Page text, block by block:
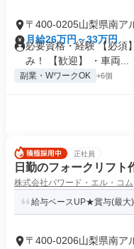
〒400-0205山梨県南ア
月給26万円～33万円
必要資格・経験 【必須
み！ 【歓迎】 ・車両...
副業・WワークOK +6個
正社員
日勤のフォークリフト
株式会社パワード・エル・コム
給与ベースUP★賞与(最大
〒400-0206山梨県南ア